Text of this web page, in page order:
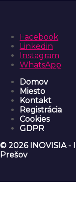
Facebook
Linkedin
Instagram
WhatsApp
Domov
Miesto
Kontakt
Registrácia
Cookies
GDPR
© 2026 INOVISIA
Prešov